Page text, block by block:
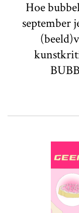
Hoe
september